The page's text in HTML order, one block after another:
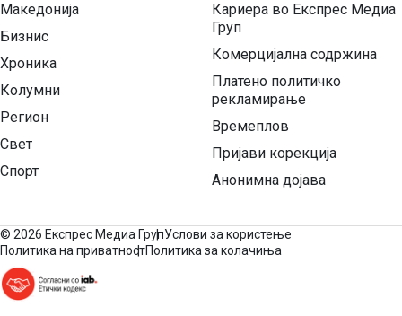
Македонија
Бизнис
Хроника
Колумни
Регион
Свет
Спорт
Кариера во Експрес Медиа
Груп
Комерцијална содржина
Платено политичко
рекламирање
Времеплов
Пријави корекција
Анонимна дојава
© 2026 Експрес Медиа ГрупУслови за користење
Политика на приватностПолитика за колачиња